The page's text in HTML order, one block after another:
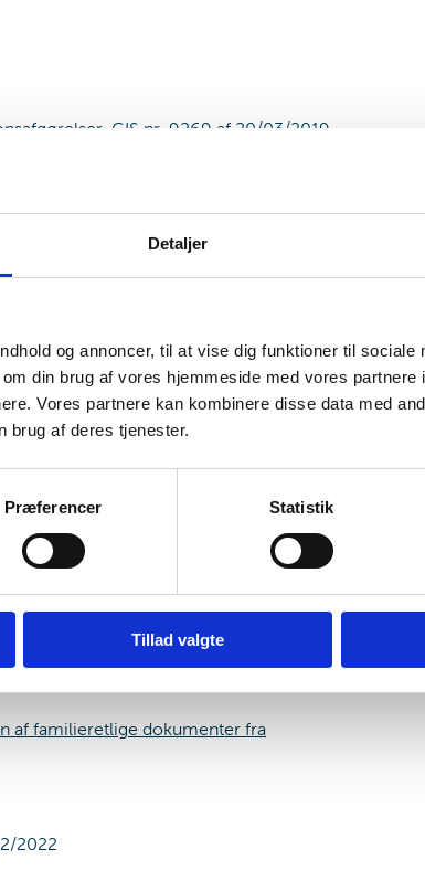
Detaljer
og annoncer, til at vise dig funktioner til sociale
din brug af vores hjemmeside med vores partnere
Vores partnere kan kombinere disse data med
brug af deres tjenester.
Præferencer Statistik
Tillad valgte
, CIS nr. 9269 af 20/03/2019
af adoptionsansøgeres fysiske
forældremyndighed, VEJ nr. 9258 af
om forældremyndighed, barnets
2019
om internationale
er historisk, fortsat, når vi skal tage
i nogle lande er der eksempelvis
af familieretlige dokumenter fra
2022